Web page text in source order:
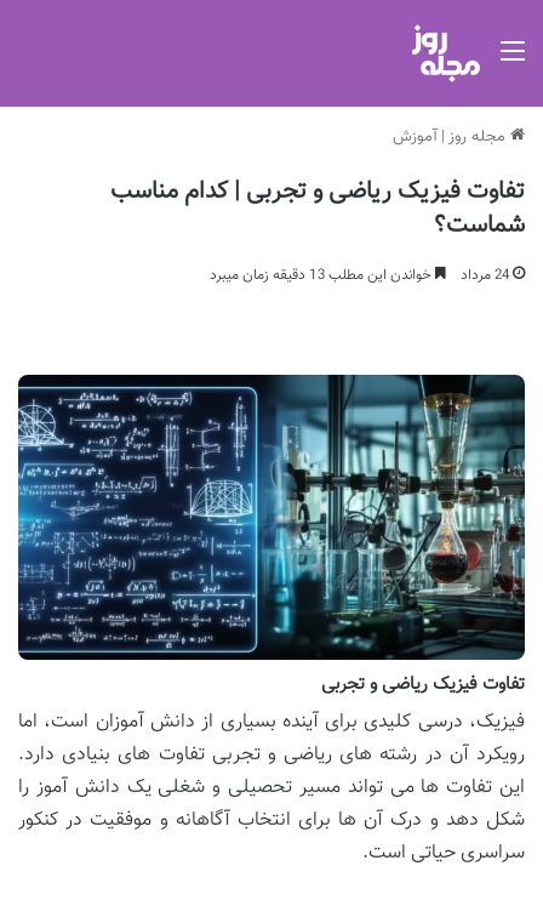
مجله روز | آموزش
تفاوت فیزیک ریاضی و تجربی | کدام مناسب
شماست؟
24 مرداد خواندن این مطلب 13 دقیقه زمان میبرد
تفاوت فیزیک ریاضی و تجربی
فیزیک، درسی کلیدی برای آینده بسیاری از دانش آموزان است، اما
رویکرد آن در رشته های ریاضی و تجربی تفاوت های بنیادی دارد.
این تفاوت ها می تواند مسیر تحصیلی و شغلی یک دانش آموز را
شکل دهد و درک آن ها برای انتخاب آگاهانه و موفقیت در کنکور
سراسری حیاتی است.